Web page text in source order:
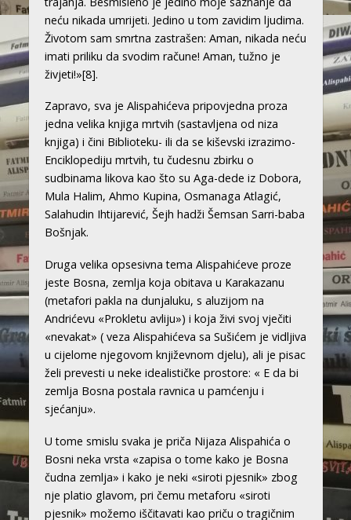
neću nikada umrijeti. Jedino u tom zavidim ljudima.
Životom sam smrtna zastrašen: Aman, nikada neću
imati priliku da svodim račune! Aman, tužno je
živjeti!»[8].
Zapravo, sva je Alispahićeva pripovjedna proza
jedna velika knjiga mrtvih (sastavljena od niza
knjiga) i čini Biblioteku- ili da se kiševski izrazimo-
Enciklopediju mrtvih, tu čudesnu zbirku o
sudbinama likova kao što su Aga-dede iz Dobora,
Mula Halim, Ahmo Kupina, Osmanaga Atlagić,
Salahudin Ihtijarević, Šejh hadži Šemsan Sarri-baba
Bošnjak.
Druga velika opsesivna tema Alispahićeve proze
jeste Bosna, zemlja koja obitava u Karakazanu
(metafori pakla na dunjaluku, s aluzijom na
Andrićevu «Prokletu avliju») i koja živi svoj vječiti
«nevakat» ( veza Alispahićeva sa Sušićem je vidljiva
u cijelome njegovom književnom djelu), ali je pisac
želi prevesti u neke idealističke prostore: « E da bi
zemlja Bosna postala ravnica u pamćenju i
sjećanju».
U tome smislu svaka je priča Nijaza Alispahića o
Bosni neka vrsta «zapisa o tome kako je Bosna
čudna zemlja» i kako je neki «siroti pjesnik» zbog
nje platio glavom, pri čemu metaforu «siroti
pjesnik» možemo iščitavati kao priču o tragičnim